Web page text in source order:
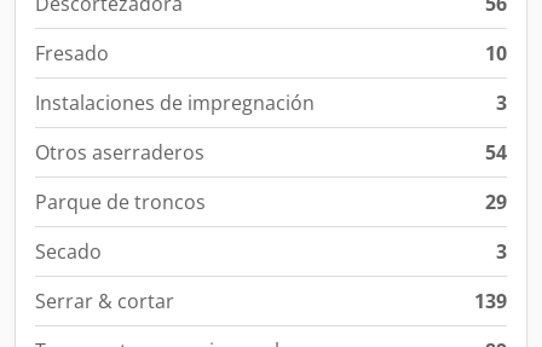
Fresado
10
Instalaciones de impregnación
3
Otros aserraderos
54
Parque de troncos
29
Secado
3
Serrar & cortar
139